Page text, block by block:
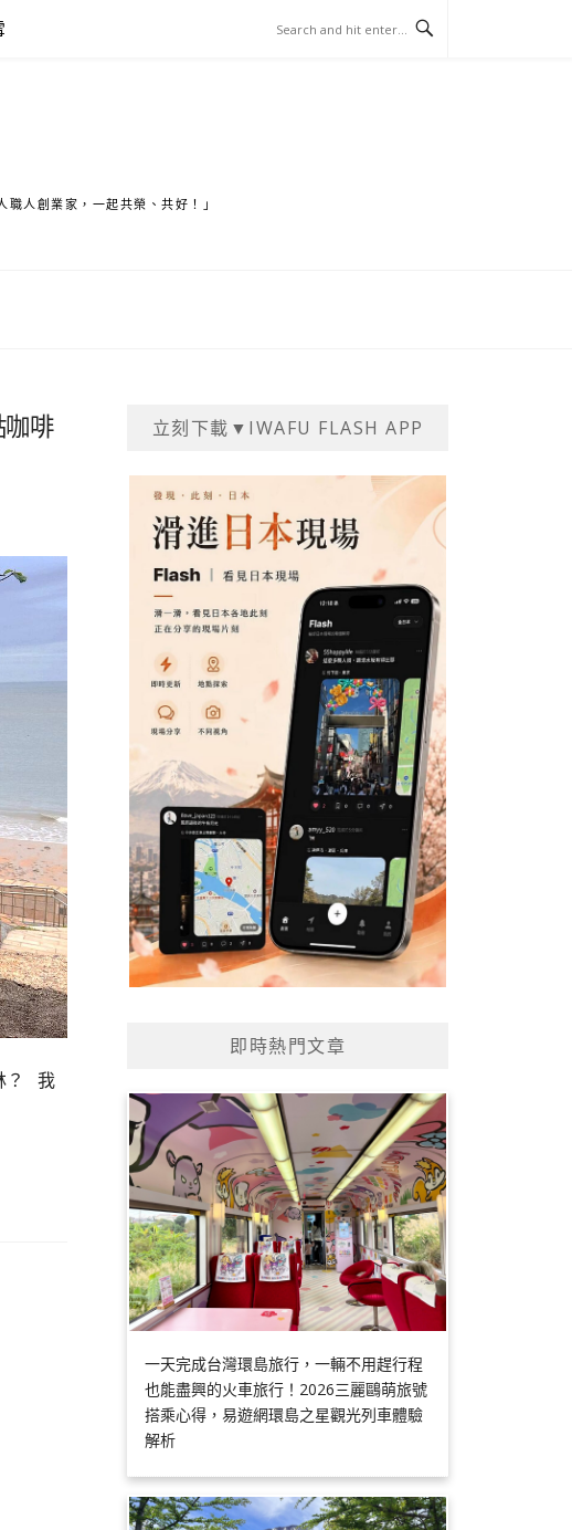
人創業家，一起共榮、共好！」
咖啡
？ 我
立刻下載▼IWAFU FLASH APP
即時熱門文章
一天完成台灣環島旅行，一輛不用趕行程
也能盡興的火車旅行！2026三麗鷗萌旅號
搭乘心得，易遊網環島之星觀光列車體驗
解析